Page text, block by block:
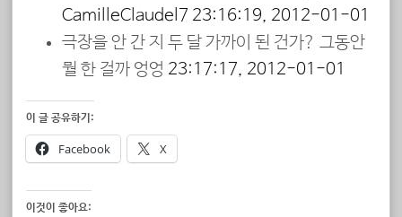
CamilleClaudel7 23:16:19, 2012-01-01
극장을 안 간 지 두 달 가까이 된 건가? 그동안
뭘 한 걸까 엉엉 23:17:17, 2012-01-01
이 글 공유하기:
Facebook X
이것이 좋아요: